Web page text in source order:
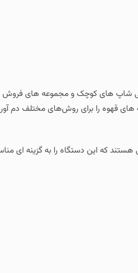
شاپ‌ های کوچک و مجموعه‌ های فروش
های قهوه را برای روش‌های مختلف دم‌
که این دستگاه را به گزینه‌ ای